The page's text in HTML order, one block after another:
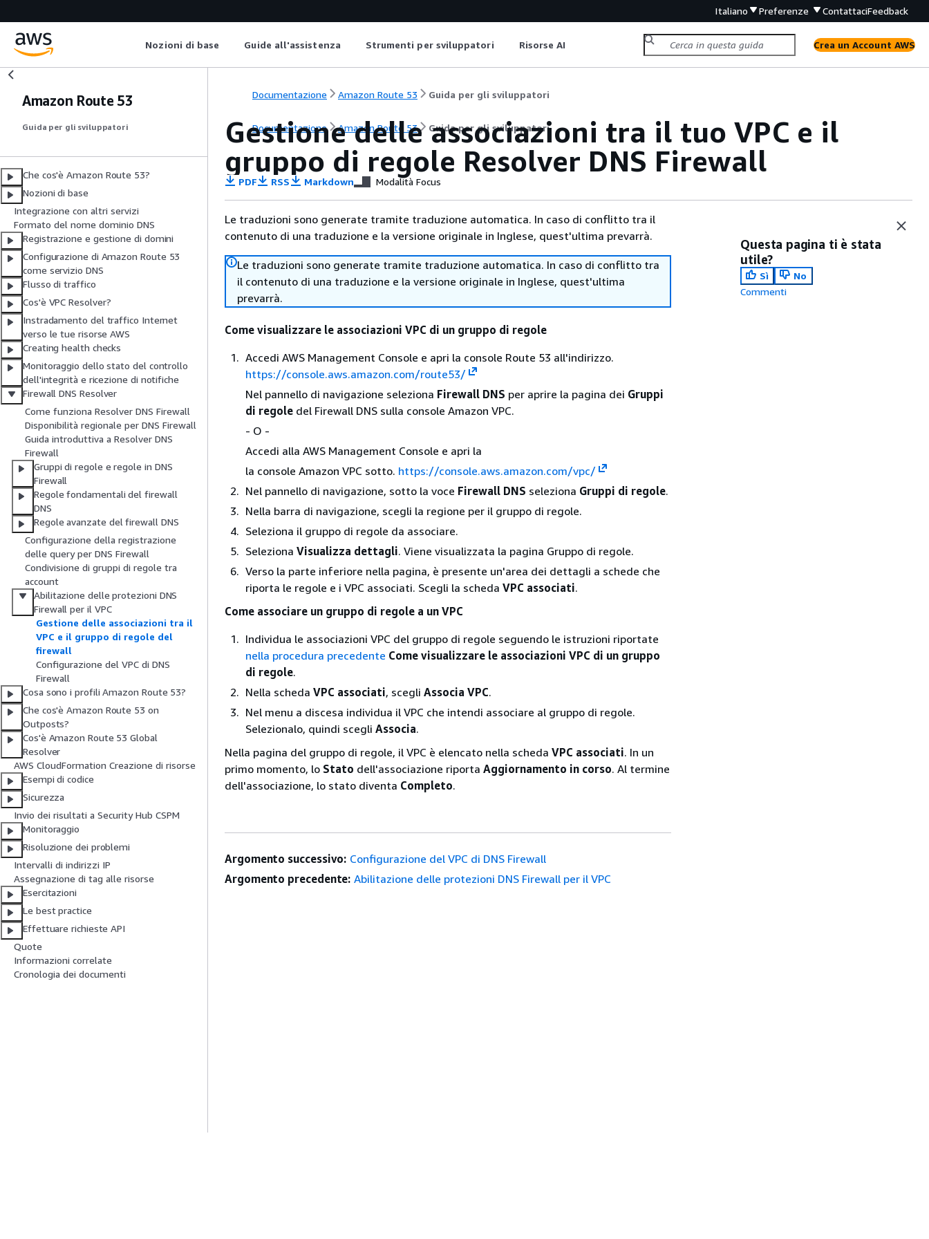
Italiano Preferenze ContattaciFeedback
Nozioni di base Guide all'assistenza Strumenti per sviluppatori Risorse AI Crea un Account AWS
Amazon Route 53
Guida per gli sviluppatori
Che cos'è Amazon Route 53?
Nozioni di base
Integrazione con altri servizi
Formato del nome dominio DNS
Registrazione e gestione di domini
Configurazione di Amazon Route 53
come servizio DNS
Flusso di traffico
Cos'è VPC Resolver?
Instradamento del traffico Internet
verso le tue risorse AWS
Creating health checks
Monitoraggio dello stato del controllo
dell'integrità e ricezione di notifiche
Firewall DNS Resolver
Come funziona Resolver DNS Firewall
Disponibilità regionale per DNS Firewall
Guida introduttiva a Resolver DNS
Firewall
Gruppi di regole e regole in DNS
Firewall
Regole fondamentali del firewall
DNS
Regole avanzate del firewall DNS
Configurazione della registrazione
delle query per DNS Firewall
Condivisione di gruppi di regole tra
account
Abilitazione delle protezioni DNS
Firewall per il VPC
Gestione delle associazioni tra il
VPC e il gruppo di regole del
firewall
Configurazione del VPC di DNS
Firewall
Cosa sono i profili Amazon Route 53?
Che cos'è Amazon Route 53 on
Outposts?
Cos'è Amazon Route 53 Global
Resolver
AWS CloudFormation Creazione di risorse
Esempi di codice
Sicurezza
Invio dei risultati a Security Hub CSPM
Monitoraggio
Risoluzione dei problemi
Intervalli di indirizzi IP
Assegnazione di tag alle risorse
Esercitazioni
Le best practice
Effettuare richieste API
Quote
Informazioni correlate
Cronologia dei documenti
Documentazione Amazon Route 53 Guida per gli sviluppatori
Documentazione Amazon Route 53 Guida per gli sviluppatori
Gestione delle associazioni tra il tuo VPC e il
gruppo di regole Resolver DNS Firewall
PDF RSS Markdown Modalità Focus
Le traduzioni sono generate tramite traduzione automatica. In caso di conflitto tra il
contenuto di una traduzione e la versione originale in Inglese, quest'ultima prevarrà.
Le traduzioni sono generate tramite traduzione automatica. In caso di conflitto tra
il contenuto di una traduzione e la versione originale in Inglese, quest'ultima
prevarrà.
Come visualizzare le associazioni VPC di un gruppo di regole
Accedi AWS Management Console e apri la console Route 53 all'indirizzo.
https://console.aws.amazon.com/route53/
Nel pannello di navigazione seleziona Firewall DNS per aprire la pagina dei Gruppi
di regole del Firewall DNS sulla console Amazon VPC.
- O -
Accedi alla AWS Management Console e apri la
la console Amazon VPC sotto. https://console.aws.amazon.com/vpc/
Nel pannello di navigazione, sotto la voce Firewall DNS seleziona Gruppi di regole.
Nella barra di navigazione, scegli la regione per il gruppo di regole.
Seleziona il gruppo di regole da associare.
Seleziona Visualizza dettagli. Viene visualizzata la pagina Gruppo di regole.
Verso la parte inferiore nella pagina, è presente un'area dei dettagli a schede che
riporta le regole e i VPC associati. Scegli la scheda VPC associati.
Come associare un gruppo di regole a un VPC
Individua le associazioni VPC del gruppo di regole seguendo le istruzioni riportate
nella procedura precedente Come visualizzare le associazioni VPC di un gruppo
di regole.
Nella scheda VPC associati, scegli Associa VPC.
Nel menu a discesa individua il VPC che intendi associare al gruppo di regole.
Selezionalo, quindi scegli Associa.
Nella pagina del gruppo di regole, il VPC è elencato nella scheda VPC associati. In un
primo momento, lo Stato dell'associazione riporta Aggiornamento in corso. Al termine
dell'associazione, lo stato diventa Completo.
Questa pagina ti è stata
utile?
Sì
No
Commenti
Argomento successivo: Configurazione del VPC di DNS Firewall
Argomento precedente: Abilitazione delle protezioni DNS Firewall per il VPC